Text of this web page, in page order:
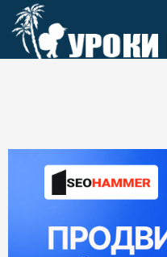
Перейти
контенту